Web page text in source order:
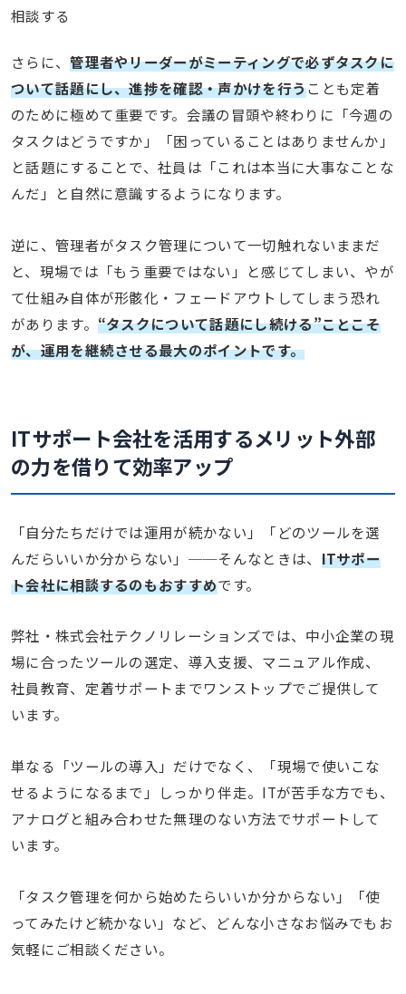
相談する
さらに、管理者やリーダーがミーティングで必ずタスクに
ついて話題にし、進捗を確認・声かけを行うことも定着
のために極めて重要です。会議の冒頭や終わりに「今週の
タスクはどうですか」「困っていることはありませんか」
と話題にすることで、社員は「これは本当に大事なことな
んだ」と自然に意識するようになります。
逆に、管理者がタスク管理について一切触れないままだ
と、現場では「もう重要ではない」と感じてしまい、やが
て仕組み自体が形骸化・フェードアウトしてしまう恐れ
があります。 “タスクについて話題にし続ける”ことこそ
が、運用を継続させる最大のポイントです。
ITサポート会社を活用するメリット外部
の力を借りて効率アップ
「自分たちだけでは運用が続かない」「どのツールを選
んだらいいか分からない」──そんなときは、 ITサポー
ト会社に相談するのもおすすめです。
弊社・株式会社テクノリレーションズでは、中小企業の現
場に合ったツールの選定、導入支援、マニュアル作成、
社員教育、定着サポートまでワンストップでご提供して
います。
単なる「ツールの導入」だけでなく、「現場で使いこな
せるようになるまで」しっかり伴走。ITが苦手な方でも、
アナログと組み合わせた無理のない方法でサポートして
います。
「タスク管理を何から始めたらいいか分からない」「使
ってみたけど続かない」など、どんな小さなお悩みでもお
気軽にご相談ください。